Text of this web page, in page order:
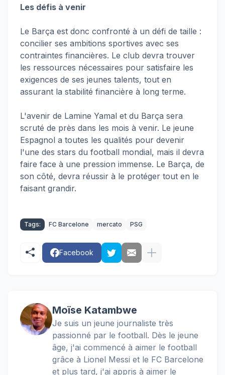
Les défis à venir
Le Barça est donc confronté à un défi de taille :
concilier ses ambitions sportives avec ses
contraintes financières. Le club devra trouver
les ressources nécessaires pour satisfaire les
exigences de ses jeunes talents, tout en
assurant la stabilité financière à long terme.
L'avenir de Lamine Yamal et du Barça sera
scruté de près dans les mois à venir. Le jeune
Espagnol a toutes les qualités pour devenir
l'une des stars du football mondial, mais il devra
faire face à une pression immense. Le Barça, de
son côté, devra réussir à le protéger tout en le
faisant grandir.
Tags: FC Barcelone mercato PSG
Facebook
Moïse Katambwe
Je suis un jeune journaliste très
passionné par le football. Dès le jeune
âge, j'ai commencé à aimer le football
grâce à Lionel Messi et le FC Barcelone
et plus tard, j'ai appris à aimer le